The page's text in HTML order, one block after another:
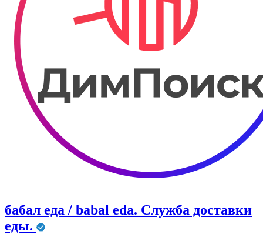
бабал еда / babal eda. ​Служба доставки
еды.